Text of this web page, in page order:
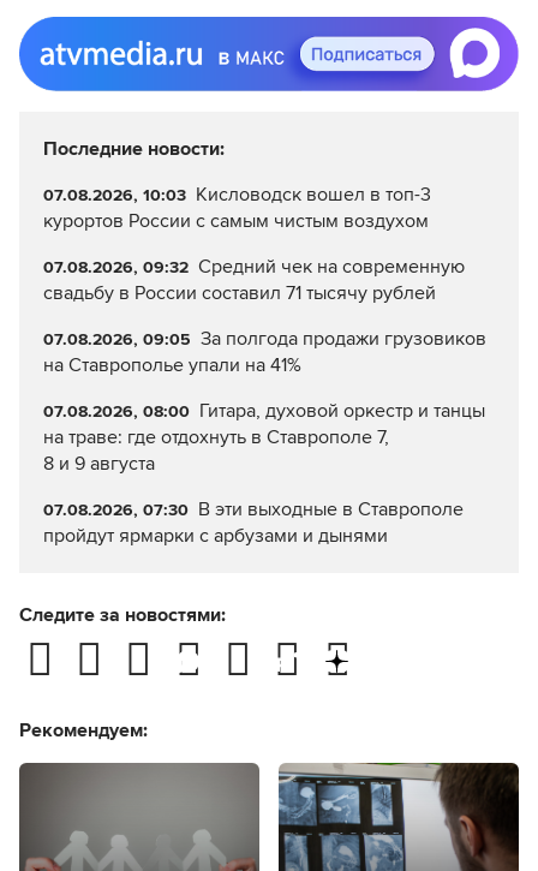
Последние новости:
07.08.2026, 10:03 Кисловодск вошел в топ-3
курортов России с самым чистым воздухом
07.08.2026, 09:32 Средний чек на современную
свадьбу в России составил 71 тысячу рублей
07.08.2026, 09:05 За полгода продажи грузовиков
на Ставрополье упали на 41%
07.08.2026, 08:00 Гитара, духовой оркестр и танцы
на траве: где отдохнуть в Ставрополе 7,
8 и 9 августа
07.08.2026, 07:30 В эти выходные в Ставрополе
пройдут ярмарки с арбузами и дынями
Следите за новостями:
Рекомендуем: